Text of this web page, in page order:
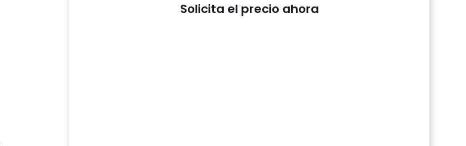
Solicita el precio ahora